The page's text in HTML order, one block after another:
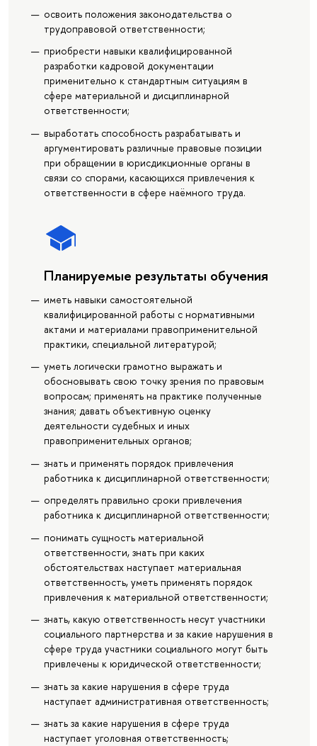
освоить положения законодательства о
трудоправовой ответственности;
приобрести навыки квалифицированной
разработки кадровой документации
применительно к стандартным ситуациям в
сфере материальной и дисциплинарной
ответственности;
выработать способность разрабатывать и
аргументировать различные правовые позиции
при обращении в юрисдикционные органы в
связи со спорами, касающихся привлечения к
ответственности в сфере наёмного труда.
Планируемые результаты обучения
иметь навыки самостоятельной
квалифицированной работы с нормативными
актами и материалами правоприменительной
практики, специальной литературой;
уметь логически грамотно выражать и
обосновывать свою точку зрения по правовым
вопросам; применять на практике полученные
знания; давать объективную оценку
деятельности судебных и иных
правоприменительных органов;
знать и применять порядок привлечения
работника к дисциплинарной ответственности;
определять правильно сроки привлечения
работника к дисциплинарной ответственности;
понимать сущность материальной
ответственности, знать при каких
обстоятельствах наступает материальная
ответственность, уметь применять порядок
привлечения к материальной ответственности;
знать, какую ответственность несут участники
социального партнерства и за какие нарушения в
сфере труда участники социального могут быть
привлечены к юридической ответственности;
знать за какие нарушения в сфере труда
наступает административная ответственность;
знать за какие нарушения в сфере труда
наступает уголовная ответственность;